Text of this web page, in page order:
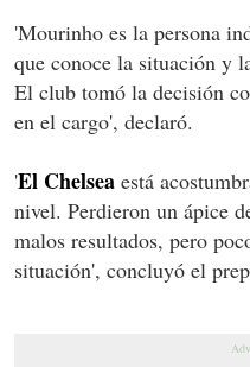
'Mourinho es la persona
que conoce la situación y
El club tomó la decisión
en el cargo', declaró.
'El Chelsea está
nivel. Perdieron un ápice
malos resultados, pero
situación', concluyó el